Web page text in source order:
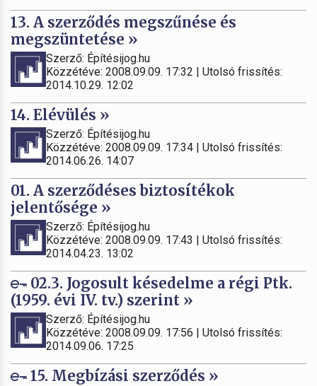
13. A szerződés megszűnése és
megszüntetése »
Szerző: Építésijog.hu
Közzétéve: 2008.09.09. 17:32 | Utolsó frissítés:
2014.10.29. 12:02
14. Elévülés »
Szerző: Építésijog.hu
Közzétéve: 2008.09.09. 17:34 | Utolsó frissítés:
2014.06.26. 14:07
01. A szerződéses biztosítékok
jelentősége »
Szerző: Építésijog.hu
Közzétéve: 2008.09.09. 17:43 | Utolsó frissítés:
2014.04.23. 13:02
02.3. Jogosult késedelme a régi Ptk.
(1959. évi IV. tv.) szerint »
Szerző: Építésijog.hu
Közzétéve: 2008.09.09. 17:56 | Utolsó frissítés:
2014.09.06. 17:25
15. Megbízási szerződés »